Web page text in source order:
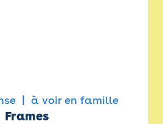
à voir en famille
Frames